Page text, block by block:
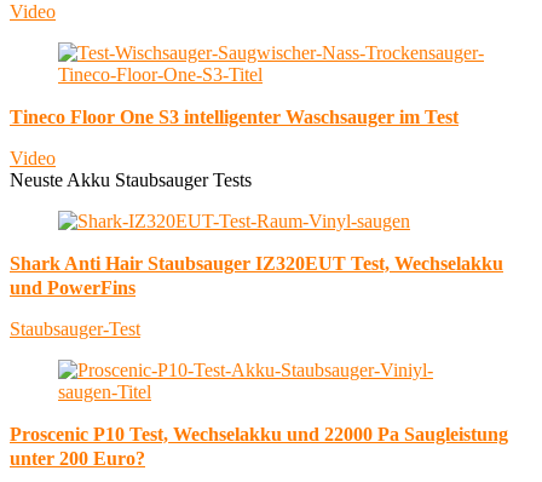
Video
Tineco Floor One S3 intelligenter Waschsauger im Test
Video
Neuste Akku Staubsauger Tests
Shark Anti Hair Staubsauger IZ320EUT Test, Wechselakku
und PowerFins
Staubsauger-Test
Proscenic P10 Test, Wechselakku und 22000 Pa Saugleistung
unter 200 Euro?